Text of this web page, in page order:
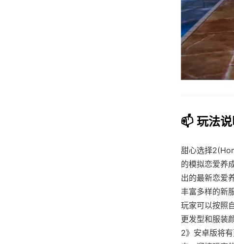
📫 玩法说
甜心选择
的模拟恋爱养
出的最新恋爱
丰富多样的新
玩家可以按照
更发型和服装
2》安卓版将